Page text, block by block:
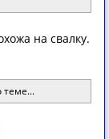
на свалку.
теме...